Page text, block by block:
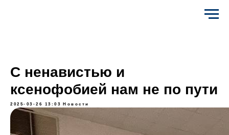
С ненавистью и
ксенофобией нам не по пути
2025-03-26 13:03 Новости